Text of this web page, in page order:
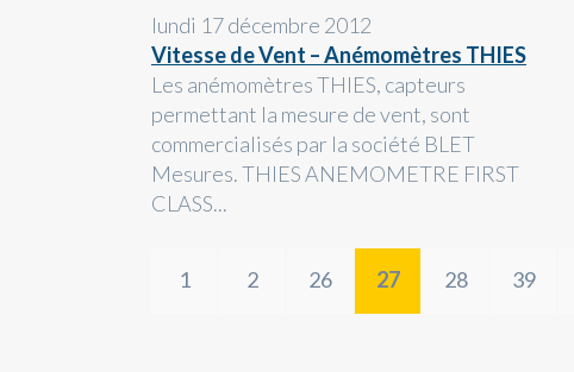
lundi 17 décembre 2012
Vitesse de Vent – Anémomètres THIES
Les anémomètres THIES, capteurs
permettant la mesure de vent, sont
commercialisés par la société BLET
Mesures. THIES ANEMOMETRE FIRST
CLASS...
1 2 26 27 28 39